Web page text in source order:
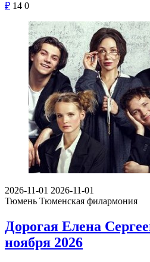
₽ 14 0
2026-11-01 2026-11-01
Тюмень Тюменская филармония
Дорогая Елена
ноября 2026